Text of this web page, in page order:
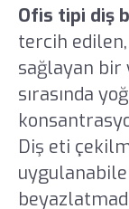
Ofis tipi diş
tercih
sağlayan bir
sırasında
Diş eti